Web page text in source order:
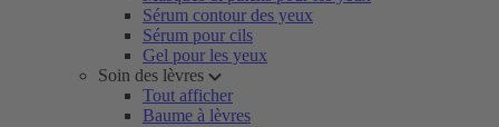
Sérum contour des yeux
Sérum pour cils
Gel pour les yeux
Soin des lèvres
Tout afficher
Baume à lèvres